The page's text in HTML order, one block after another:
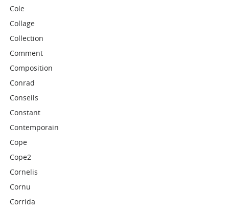
Cole
Collage
Collection
Comment
Composition
Conrad
Conseils
Constant
Contemporain
Cope
Cope2
Cornelis
Cornu
Corrida